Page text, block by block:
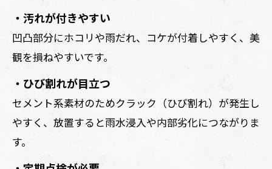
・汚れが付きやすい
凹凸部分にホコリや雨だれ、コケが付着しやすく、美
観を損ねやすいです。
・ひび割れが目立つ
セメント系素材のためクラック（ひび割れ）が発生し
やすく、放置すると雨水浸入や内部劣化につながりま
す。